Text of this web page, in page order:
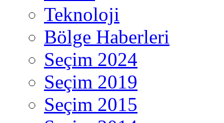
Teknoloji
Bölge Haberleri
Seçim 2024
Seçim 2019
Seçim 2015